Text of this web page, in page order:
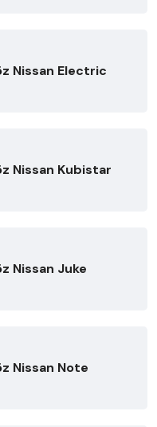
Nissan Electric
Nissan Kubistar
Nissan Juke
Nissan Note